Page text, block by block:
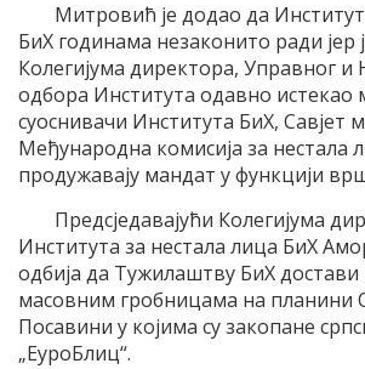
Митровић је додао да
БиХ годинама незаконито ради јер
Колегијума директора, Управног и
одбора Института одавно истекао
суоснивачи Института БиХ, Савјет
Међународна комисија за нестала
продужавају мандат у функцији
Предсједавајући Колегијума
Института за нестала лица БиХ
одбија да Тужилаштву БиХ достави
масовним гробницама на планини
Посавини у којима су закопане
„ЕуроБлиц“.